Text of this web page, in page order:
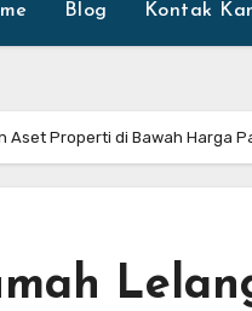
Blog Kontak
Aset Properti di Bawah Harga